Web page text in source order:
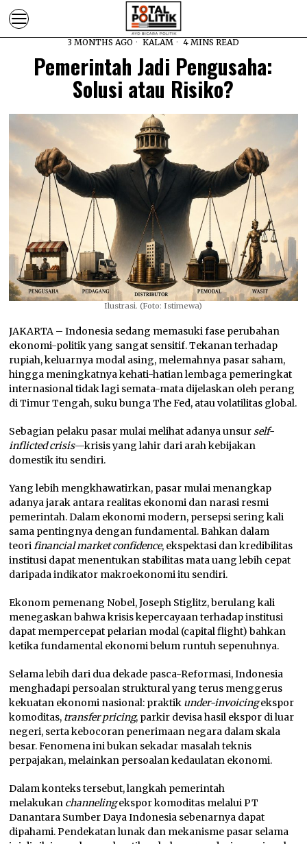
3 MONTHS AGO KALAM 4 MINS READ
Pemerintah Jadi Pengusaha:
Solusi atau Risiko?
Ilustrasi. (Foto: Istimewa)
JAKARTA – Indonesia sedang memasuki fase perubahan
ekonomi-politik yang sangat sensitif. Tekanan terhadap
rupiah, keluarnya modal asing, melemahnya pasar saham,
hingga meningkatnya kehati-hatian lembaga pemeringkat
internasional tidak lagi semata-mata dijelaskan oleh perang
di Timur Tengah, suku bunga The Fed, atau volatilitas global.
Sebagian pelaku pasar mulai melihat adanya unsurself-
inflicted crisis—krisis yang lahir dari arah kebijakan
domestik itu sendiri.
Yang lebih mengkhawatirkan, pasar mulai menangkap
adanya jarak antara realitas ekonomi dan narasi resmi
pemerintah. Dalam ekonomi modern, persepsi sering kali
sama pentingnya dengan fundamental. Bahkan dalam
teorifinancial market confidence, ekspektasi dan kredibilitas
institusi dapat menentukan stabilitas mata uang lebih cepat
daripada indikator makroekonomi itu sendiri.
Ekonom pemenang Nobel, Joseph Stiglitz, berulang kali
menegaskan bahwa krisis kepercayaan terhadap institusi
dapat mempercepat pelarian modal (capital flight) bahkan
ketika fundamental ekonomi belum runtuh sepenuhnya.
Selama lebih dari dua dekade pasca-Reformasi, Indonesia
menghadapi persoalan struktural yang terus menggerus
kekuatan ekonomi nasional: praktik under-invoicingekspor
komoditas, transfer pricing, parkir devisa hasil ekspor di luar
negeri, serta kebocoran penerimaan negara dalam skala
besar. Fenomena ini bukan sekadar masalah teknis
perpajakan, melainkan persoalan kedaulatan ekonomi.
Dalam konteks tersebut, langkah pemerintah
melakukan channelingekspor komoditas melalui PT
Danantara Sumber Daya Indonesia sebenarnya dapat
dipahami. Pendekatan lunak dan mekanisme pasar selama